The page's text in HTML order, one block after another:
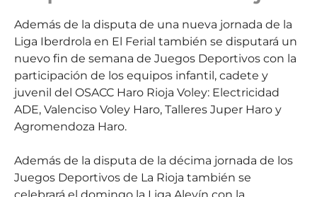
Además de la disputa de una nueva jornada de la
Liga Iberdrola en El Ferial también se disputará un
nuevo fin de semana de Juegos Deportivos con la
participación de los equipos infantil, cadete y
juvenil del OSACC Haro Rioja Voley: Electricidad
ADE, Valenciso Voley Haro, Talleres Juper Haro y
Agromendoza Haro.
Además de la disputa de la décima jornada de los
Juegos Deportivos de La Rioja también se